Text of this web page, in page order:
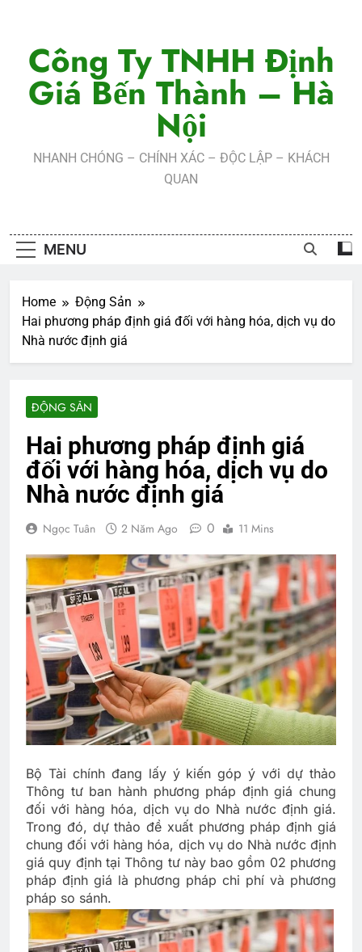
contentCông Ty TNHH Định
Giá Bến Thành – Hà
Nội
NHANH CHÓNG – CHÍNH XÁC – ĐỘC LẬP – KHÁCH
QUAN
MENU
Home
Động Sản
Hai phương pháp định giá đối với hàng hóa, dịch vụ do
Nhà nước định giá
ĐỘNG SẢN
Hai phương pháp định giá
đối với hàng hóa, dịch vụ do
Nhà nước định giá
Ngọc Tuân 2 Năm Ago 0 11 Mins
Bộ Tài chính đang lấy ý kiến góp ý với dự thảo
Thông tư ban hành phương pháp định giá chung
đối với hàng hóa, dịch vụ do Nhà nước định giá.
Trong đó, dự thảo đề xuất phương pháp định giá
chung đối với hàng hóa, dịch vụ do Nhà nước định
giá quy định tại Thông tư này bao gồm 02 phương
pháp định giá là phương pháp chi phí và phương
pháp so sánh.